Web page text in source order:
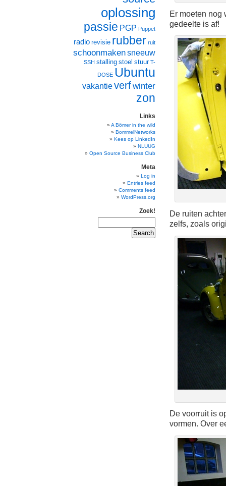
Er moeten nog
gedeelte is af!
De ruiten
zelfs, zoals
De voorruit is
vormen. Over
oplossing
passie PGP Puppet
radio revisie rubber ruit
schoonmakensneeuw
SSH stalling stoel stuur T-
DOSE Ubuntu
vakantieverfwinter
zon
Links
A Bömer in the wild
BommelNetworks
Kees op LinkedIn
NLUUG
Open Source Business Club
Meta
Log in
Entries feed
Comments feed
WordPress.org
Zoek!